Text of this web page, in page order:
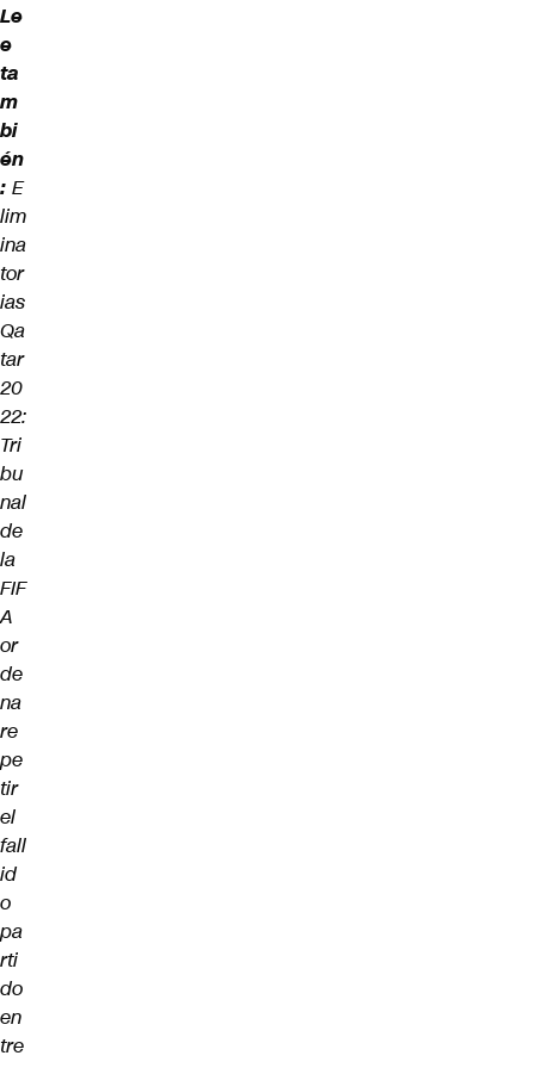
Le
e
ta
m
bi
én
: E
lim
ina
tor
ias
Qa
tar
20
22:
Tri
bu
nal
de
la
FIF
A
or
de
na
re
pe
tir
el
fall
id
o
pa
rti
do
en
tre